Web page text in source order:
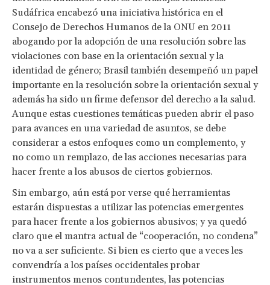
Sudáfrica encabezó una iniciativa histórica en el
Consejo de Derechos Humanos de la ONU en 2011
abogando por la adopción de una resolución sobre las
violaciones con base en la orientación sexual y la
identidad de género; Brasil también desempeñó un papel
importante en la resolución sobre la orientación sexual y
además ha sido un firme defensor del derecho a la salud.
Aunque estas cuestiones temáticas pueden abrir el paso
para avances en una variedad de asuntos, se debe
considerar a estos enfoques como un complemento, y
no como un remplazo, de las acciones necesarias para
hacer frente a los abusos de ciertos gobiernos.
Sin embargo, aún está por verse qué herramientas
estarán dispuestas a utilizar las potencias emergentes
para hacer frente a los gobiernos abusivos; y ya quedó
claro que el mantra actual de “cooperación, no condena”
no va a ser suficiente. Si bien es cierto que a veces les
convendría a los países occidentales probar
instrumentos menos contundentes, las potencias